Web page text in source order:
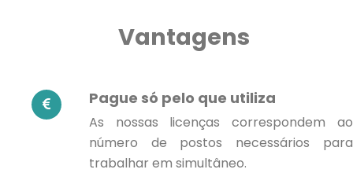
Vantagens
Pague só pelo que utiliza
As nossas licenças correspondem ao
número de postos necessários para
trabalhar em simultâneo.